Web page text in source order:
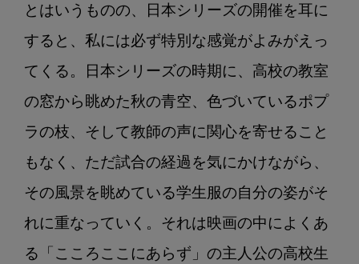
とはいうものの、日本シリーズの開催を耳に
すると、私には必ず特別な感覚がよみがえっ
てくる。日本シリーズの時期に、高校の教室
の窓から眺めた秋の青空、色づいているポプ
ラの枝、そして教師の声に関心を寄せること
もなく、ただ試合の経過を気にかけながら、
その風景を眺めている学生服の自分の姿がそ
れに重なっていく。それは映画の中によくあ
る「こころここにあらず」の主人公の高校生